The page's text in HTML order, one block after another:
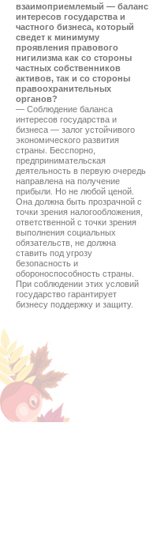
взаимоприемлемый — баланс
интересов государства и
частного бизнеса, который
сведет к минимуму
проявления правового
нигилизма как со стороны
частных собственников
активов, так и со стороны
правоохранительных
органов?
— Соблюдение баланса
интересов государства и
бизнеса — залог устойчивого
экономического развития
страны. Бесспорно,
предпринимательская
деятельность в первую очередь
направлена на получение
прибыли. Но не любой ценой.
Она должна быть прозрачной с
точки зрения налогообложения,
ответственной с точки зрения
выполнения социальных
обязательств, не должна
ставить под угрозу
безопасность и
обороноспособность страны.
При соблюдении этих условий
государство гарантирует
бизнесу поддержку и защиту.